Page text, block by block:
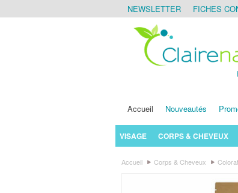
NEWSLETTER FICHES
Accueil Nouveautés
VISAGE CORPS & CHEVEUX
Accueil Corps & Cheveux